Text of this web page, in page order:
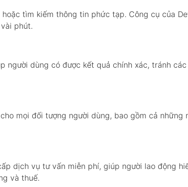
tìm kiếm thông tin phức tạp. Công cụ của
phút.
người dùng có được kết quả chính xác, tránh
mọi đối tượng người dùng, bao gồm cả những
dịch vụ tư vấn miễn phí, giúp người lao động
và thuế.